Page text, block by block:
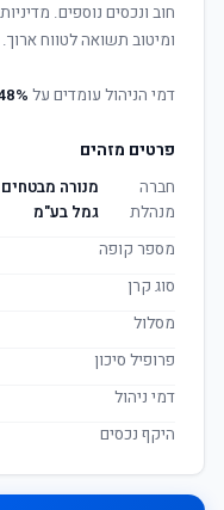
חוב ונכסים נוספים.
ומיטוב תשואה לטווח ארוך.
דמי הניהול עומדים על
פרטים מזהים
חברה
מנהלת
מנורה
גמל בע"מ
מספר קופה
סוג קרן
מסלול
פרופיל סיכון
דמי ניהול
היקף נכסים